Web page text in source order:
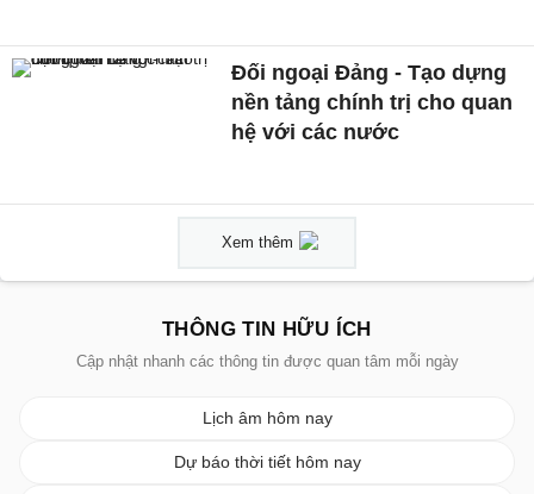
Đối ngoại Đảng - Tạo dựng
nền tảng chính trị cho quan
hệ với các nước
Xem thêm
THÔNG TIN HỮU ÍCH
Cập nhật nhanh các thông tin được quan tâm mỗi ngày
Lịch âm hôm nay
Dự báo thời tiết hôm nay